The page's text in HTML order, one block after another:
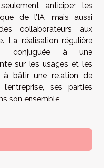
anticiper les
de l’IA, mais aussi
collaborateurs aux
La réalisation régulière
conjuguée à une
sur les usages et les
à bâtir une relation de
ses parties
son ensemble.